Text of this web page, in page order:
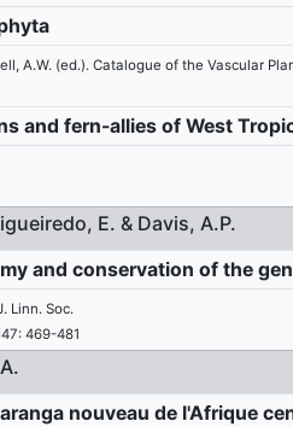
A.W. (ed.). Catalogue of the Vascular
and fern-allies of West
E. & Davis, A.P.
and conservation of the
Linn. Soc.
469-481
nouveau de l'Afrique